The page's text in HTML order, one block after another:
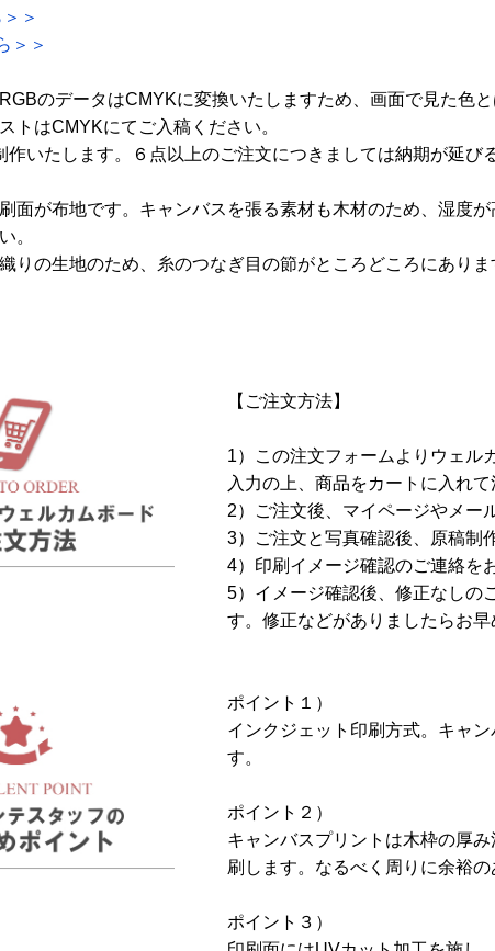
＞
＞＞
のデータはCMYKに変換いたしますため、画面で見た色
トはCMYKにてご入稿ください。
いたします。６点以上のご注文につきましては納期が延び
面が布地です。キャンバスを張る素材も木材のため、湿度
。
りの生地のため、糸のつなぎ目の節がところどころにありま
【ご注文方法】
1）この注文フォームよりウェル
入力の上、商品をカートに入れ
2）ご注文後、マイページやメー
3）ご注文と写真確認後、原稿制
4）印刷イメージ確認のご連絡を
5）イメージ確認後、修正なしの
す。修正などがありましたらお早
ポイント１）
インクジェット印刷方式。キャ
す。
ポイント２）
キャンバスプリントは木枠の厚
刷します。なるべく周りに余裕の
ポイント３）